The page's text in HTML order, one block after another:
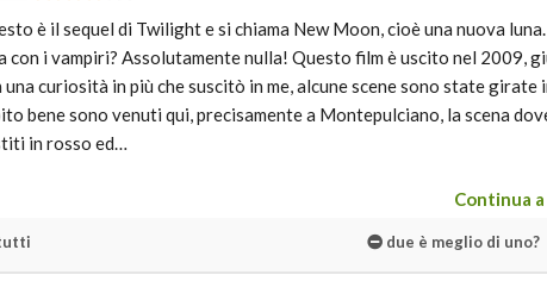
è il sequel di Twilight e si chiama New Moon, cioè una nuova
con i vampiri? Assolutamente nulla! Questo film è uscito nel 2009,
una curiosità in più che suscitò in me, alcune scene sono state girate
bene sono venuti qui, precisamente a Montepulciano, la scena
in rosso ed…
Continua
due è meglio di uno?